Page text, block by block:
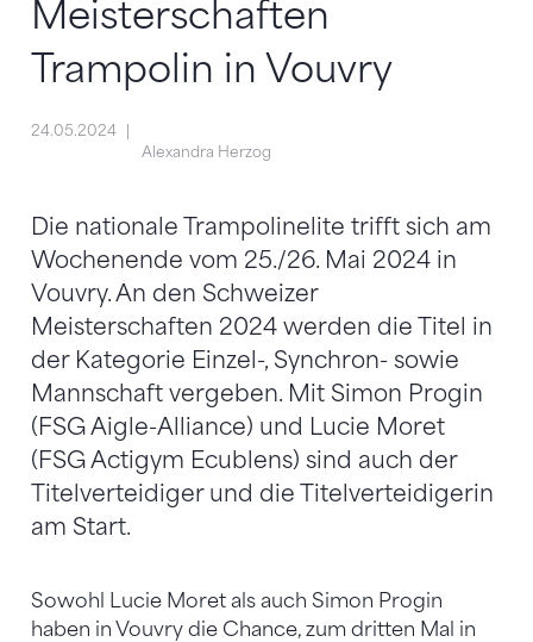
Meisterschaften
Trampolin in Vouvry
24.05.2024
Alexandra Herzog
Die nationale Trampolinelite trifft sich am
Wochenende vom 25./26. Mai 2024 in
Vouvry. An den Schweizer
Meisterschaften 2024 werden die Titel in
der Kategorie Einzel-, Synchron- sowie
Mannschaft vergeben. Mit Simon Progin
(FSG Aigle-Alliance) und Lucie Moret
(FSG Actigym Ecublens) sind auch der
Titelverteidiger und die Titelverteidigerin
am Start.
Sowohl Lucie Moret als auch Simon Progin
haben in Vouvry die Chance, zum dritten Mal in